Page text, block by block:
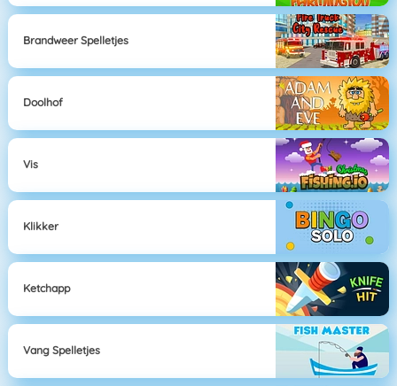
Brandweer Spelletjes
Doolhof
Vis
Klikker
Ketchapp
Vang Spelletjes